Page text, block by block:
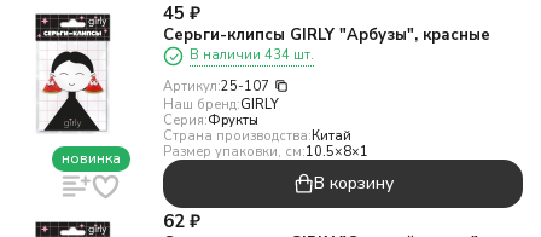
новинка
45 ₽
Серьги-клипсы GIRLY "Арбузы", красные
В наличии 434 шт.
Артикул:25-107
Наш бренд:GIRLY
Серия:Фрукты
Страна производства:Китай
Размер упаковки, см:10.5×8×1
В корзину
62 ₽